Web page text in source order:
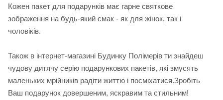
Кожен пакет для подарунків має гарне святкове
зображення на будь-який смак - як для жінок, так і
чоловіків.
Також в інтернет-магазині Будинку Полімерів ти знайдеш
чудову дитячу серію подарункових пакетів, які змусять
маленьких мрійників радіти життю і посміхатися.Зробіть
Ваш подарунок довершеним, яскравим та стильним!